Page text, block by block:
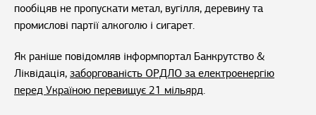
пообіцяв не пропускати метал, вугілля, деревину та
промислові партії алкоголю і сигарет.
Як раніше повідомляв інформпортал Банкрутство &
Ліквідація, заборгованість ОРДЛО за електроенергію
перед Україною перевищує 21 мільярд.